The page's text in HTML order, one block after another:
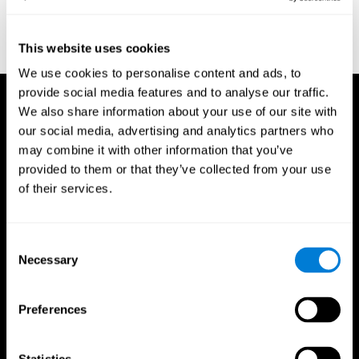
This website uses cookies
We use cookies to personalise content and ads, to
provide social media features and to analyse our traffic.
We also share information about your use of our site with
our social media, advertising and analytics partners who
may combine it with other information that you’ve
provided to them or that they’ve collected from your use
of their services.
Selection
Necessary
Preferences